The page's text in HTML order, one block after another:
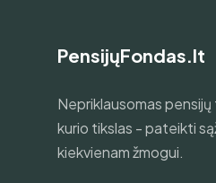
PensijųFondas.lt
Nepriklausomas
kurio tikslas - pateikti
kiekvienam žmogui.